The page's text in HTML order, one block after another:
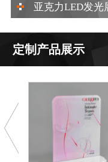
亚克力LED发光
定制产品展示